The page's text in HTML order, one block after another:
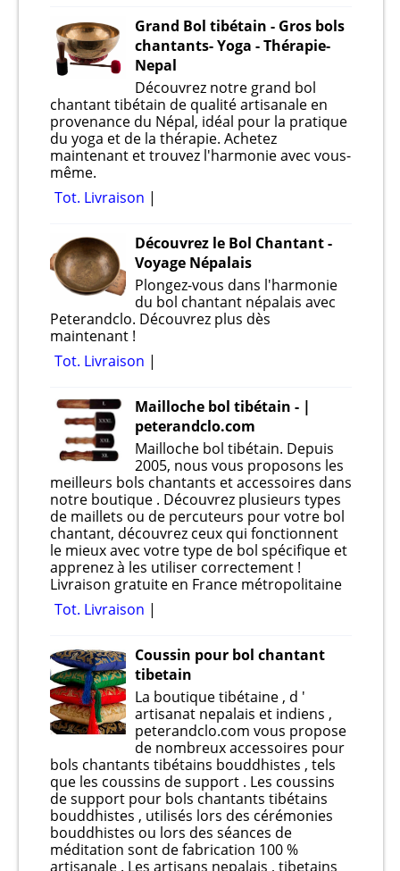
Grand Bol tibétain - Gros bols
chantants- Yoga - Thérapie-
Nepal
Découvrez notre grand bol
chantant tibétain de qualité artisanale en
provenance du Népal, idéal pour la pratique
du yoga et de la thérapie. Achetez
maintenant et trouvez l'harmonie avec vous-
même.
Tot. Livraison
Découvrez le Bol Chantant -
Voyage Népalais
Plongez-vous dans l'harmonie
du bol chantant népalais avec
Peterandclo. Découvrez plus dès
maintenant !
Tot. Livraison
Mailloche bol tibétain - |
peterandclo.com
Mailloche bol tibétain. Depuis
2005, nous vous proposons les
meilleurs bols chantants et accessoires dans
notre boutique . Découvrez plusieurs types
de maillets ou de percuteurs pour votre bol
chantant, découvrez ceux qui fonctionnent
le mieux avec votre type de bol spécifique et
apprenez à les utiliser correctement !
Livraison gratuite en France métropolitaine
Tot. Livraison
Coussin pour bol chantant
tibetain
La boutique tibétaine , d '
artisanat nepalais et indiens ,
peterandclo.com vous propose
de nombreux accessoires pour
bols chantants tibétains bouddhistes , tels
que les coussins de support . Les coussins
de support pour bols chantants tibétains
bouddhistes , utilisés lors des cérémonies
bouddhistes ou lors des séances de
méditation sont de fabrication 100 %
artisanale . Les artisans nepalais , tibetains